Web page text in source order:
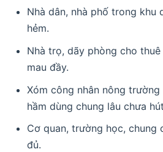
Nhà dân, nhà phố trong khu
hẻm.
Nhà trọ, dãy phòng cho
mau đầy.
Xóm công nhân nông trường
hầm dùng chung lâu chưa
Cơ quan, trường học, chung
đủ.